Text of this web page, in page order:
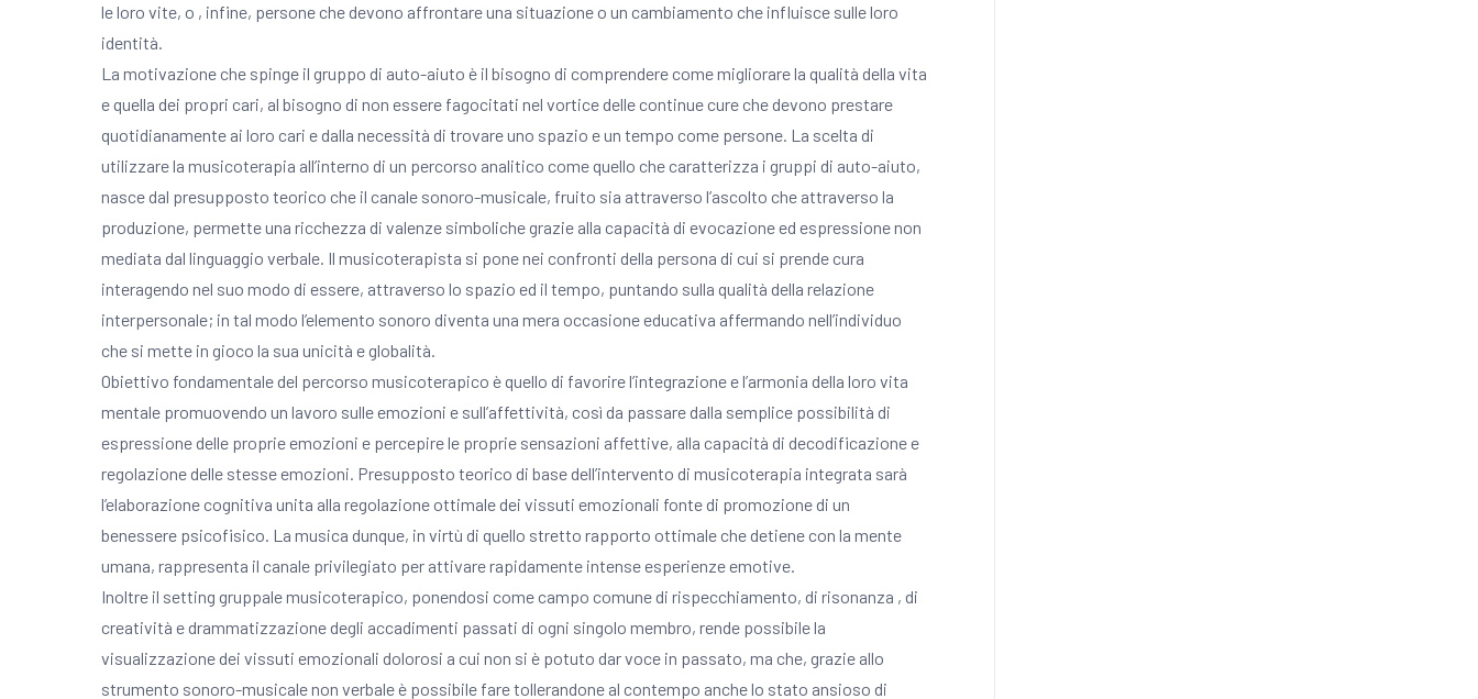
le loro vite, o , infine, persone che devono affrontare una situazione o un cambiamento che influisce sulle loro
identità.
La motivazione che spinge il gruppo di auto-aiuto è il bisogno di comprendere come migliorare la qualità della vita
e quella dei propri cari, al bisogno di non essere fagocitati nel vortice delle continue cure che devono prestare
quotidianamente ai loro cari e dalla necessità di trovare uno spazio e un tempo come persone. La scelta di
utilizzare la musicoterapia all’interno di un percorso analitico come quello che caratterizza i gruppi di auto-aiuto,
nasce dal presupposto teorico che il canale sonoro-musicale, fruito sia attraverso l’ascolto che attraverso la
produzione, permette una ricchezza di valenze simboliche grazie alla capacità di evocazione ed espressione non
mediata dal linguaggio verbale. Il musicoterapista si pone nei confronti della persona di cui si prende cura
interagendo nel suo modo di essere, attraverso lo spazio ed il tempo, puntando sulla qualità della relazione
interpersonale; in tal modo l’elemento sonoro diventa una mera occasione educativa affermando nell’individuo
che si mette in gioco la sua unicità e globalità.
Obiettivo fondamentale del percorso musicoterapico è quello di favorire l’integrazione e l’armonia della loro vita
mentale promuovendo un lavoro sulle emozioni e sull’affettività, così da passare dalla semplice possibilità di
espressione delle proprie emozioni e percepire le proprie sensazioni affettive, alla capacità di decodificazione e
regolazione delle stesse emozioni. Presupposto teorico di base dell’intervento di musicoterapia integrata sarà
l’elaborazione cognitiva unita alla regolazione ottimale dei vissuti emozionali fonte di promozione di un
benessere psicofisico. La musica dunque, in virtù di quello stretto rapporto ottimale che detiene con la mente
umana, rappresenta il canale privilegiato per attivare rapidamente intense esperienze emotive.
Inoltre il setting gruppale musicoterapico, ponendosi come campo comune di rispecchiamento, di risonanza , di
creatività e drammatizzazione degli accadimenti passati di ogni singolo membro, rende possibile la
visualizzazione dei vissuti emozionali dolorosi a cui non si è potuto dar voce in passato, ma che, grazie allo
strumento sonoro-musicale non verbale è possibile fare tollerandone al contempo anche lo stato ansioso di